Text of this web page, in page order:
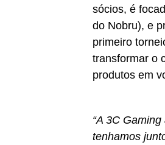
sócios, é
do Nobru), e
primeiro
transformar o
produtos em
“A 3C
tenhamos